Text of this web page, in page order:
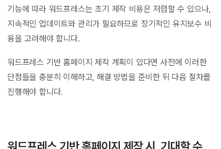
기능에 따라 워드프레스는 초기 제작 비용은 저렴할 수 있으나,
지속적인 업데이트와 관리가 필요하므로 장기적인 유지보수 비
용을 고려해야 합니다.
워드프레스 기반 홈페이지 제작 계획이 있다면 사전에 이러한
단점들을 충분히 이해하고, 해결 방법을 준비한 뒤 다음 절차를
진행해야 합니다.